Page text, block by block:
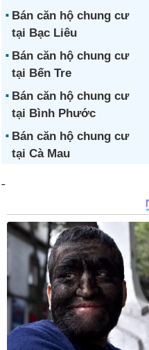
Bán căn hộ chung cư
tại Bạc Liêu
Bán căn hộ chung cư
tại Bến Tre
Bán căn hộ chung cư
tại Bình Phước
Bán căn hộ chung cư
tại Cà Mau